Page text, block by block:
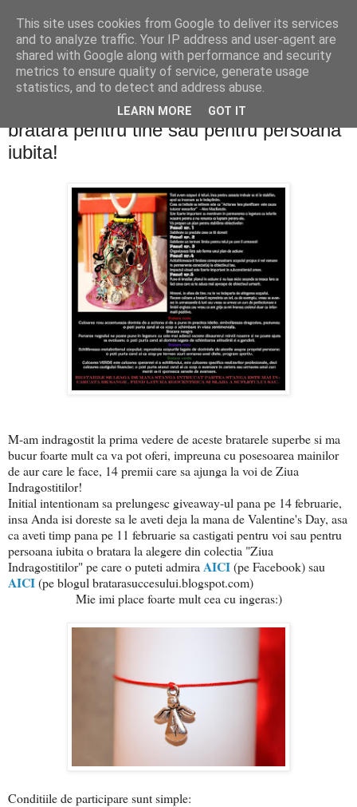
PentruDive.ro
luni, 6 februarie 2012
Concurs Valentine's Day: castiga o
bratara pentru tine sau pentru persoana
iubita!
M-am indragostit la prima vedere de aceste bratarele superbe si ma
bucur foarte mult ca va pot oferi, impreuna cu posesoarea mainilor
de aur care le face, 14 premii care sa ajunga la voi de Ziua
Indragostitilor!
Initial intentionam sa prelungesc giveaway-ul pana pe 14 februarie,
insa Anda isi doreste sa le aveti deja la mana de Valentine's Day, asa
ca aveti timp pana pe 11 februarie sa castigati pentru voi sau pentru
persoana iubita o bratara la alegere din colectia "Ziua
Indragostitilor" pe care o puteti admira AICI(pe Facebook) sau
AICI(pe blogul bratarasuccesului.blogspot.com)
Mie imi place foarte mult cea cu ingeras:)
Conditiile de participare sunt simple:
This site uses cookies from Google to deliver its services
and to analyze traffic. Your IP address and user-agent are
shared with Google along with performance and security
metrics to ensure quality of service, generate usage
statistics, and to detect and address abuse.
LEARN MORE GOT IT